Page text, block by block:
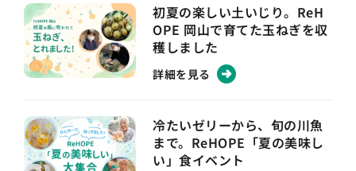
初夏の楽しい土いじり。ReH
OPE 岡山で育てた玉ねぎを収
穫しました
詳細を見る
冷たいゼリーから、旬の川魚
まで。ReHOPE「夏の美味し
い」食イベント